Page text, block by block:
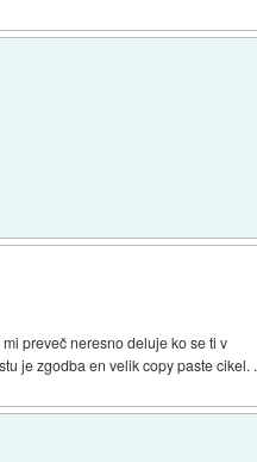
preveč neresno deluje ko se ti v
je zgodba en velik copy paste cikel. .